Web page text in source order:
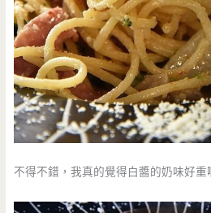
不得不錯，我真的覺得白醬的奶味好重